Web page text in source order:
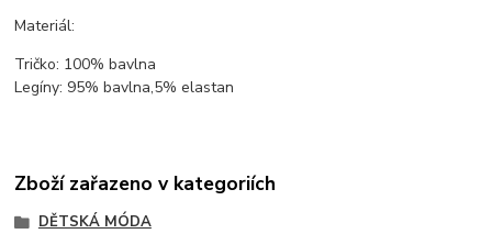
Materiál:
Tričko: 100% bavlna
Legíny: 95% bavlna,5% elastan
Zboží zařazeno v kategoriích
DĚTSKÁ MÓDA